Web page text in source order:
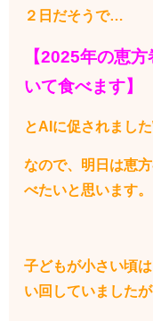
２日だそうで…
【2025年の恵
いて食べます】
とAIに促されまし
なので、明日は恵
べたいと思います。
子どもが小さい頃
い回していました